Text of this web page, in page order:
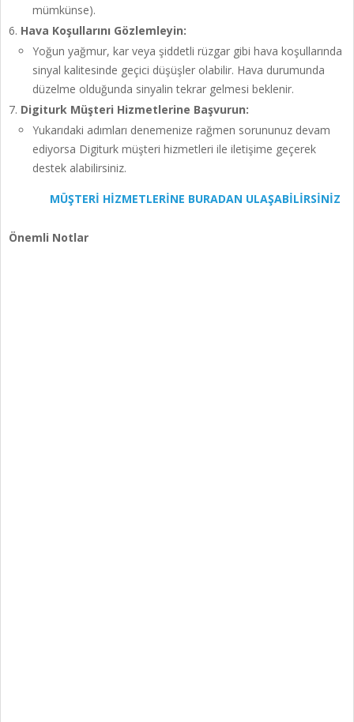
mümkünse).
Hava Koşullarını Gözlemleyin:
Yoğun yağmur, kar veya şiddetli rüzgar gibi hava koşullarında
sinyal kalitesinde geçici düşüşler olabilir. Hava durumunda
düzelme olduğunda sinyalin tekrar gelmesi beklenir.
Digiturk Müşteri Hizmetlerine Başvurun:
Yukarıdaki adımları denemenize rağmen sorununuz devam
ediyorsa Digiturk müşteri hizmetleri ile iletişime geçerek
destek alabilirsiniz.
MÜŞTERİ HİZMETLERİNE BURADAN ULAŞABİLİRSİNİZ
Önemli Notlar